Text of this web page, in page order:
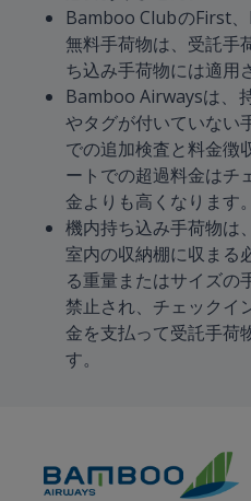
Bamboo ClubのFirst
無料手荷物は、受託手
ち込み手荷物には適用
Bamboo Airwaysは、
やタグが付いていない
での追加検査と料金徴
ートでの超過料金はチ
金よりも高くなります。
機内持ち込み手荷物は
室内の収納棚に収まる
る重量またはサイズの
禁止され、チェックイ
金を支払って受託手荷
す。